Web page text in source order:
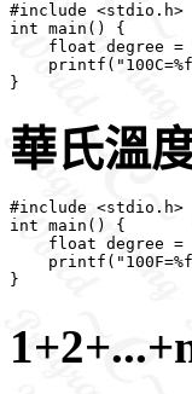
#include <stdio.h>
int main() {
float degree =
華氏溫
#include <stdio.h>
int main() {
float degree =